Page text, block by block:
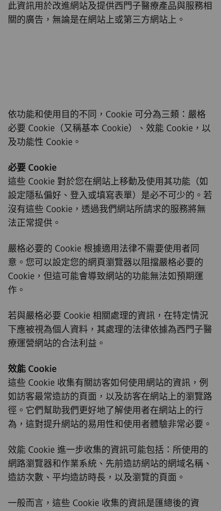
此資訊用於改進網站及提供西門子醫療產品與服務相
關的廣告，無論是在網站上或第三方網站上。
依功能和使用目的不同，Cookie 可分為三類：嚴格
必要 Cookie（又稱基本 Cookie）、效能 Cookie，以
及功能性 Cookie。
必要 Cookie
這些 Cookie 對於您在網站上移動及使用其功能（如
設定隱私偏好、登入或填寫表單）是必不可少的。若
沒有這些 Cookie，透過我們網站所請求的服務將無
法正常提供。
嚴格必要的 Cookie 根據適用法律不需要使用者同
意。您可以設定您的網頁瀏覽器以阻擋嚴格必要的
Cookie，但這可能會導致網站的功能無法如預期運
作。
若與嚴格必要 Cookie 相關處理的資訊，在特定情況
下應被視為個人資料，其處理的法律依據為西門子醫
療運營網站的合法利益。
效能 Cookie
這些 Cookie 收集有關訪客如何使用網站的資訊，例
如訪客最常造訪的頁面，以及訪客在網站上的瀏覽路
徑。它們幫助我們更好地了解使用者在網站上的行
為，這對提升網站的易用性和使用者體驗非常必要。
效能 Cookie 進一步收集的資訊可能包括：所使用的
網路瀏覽器和作業系統、先前造訪網站的網域名稱、
造訪次數、平均造訪時長，以及瀏覽的頁面。
一般而言，這些 Cookie 收集的資訊是匯總後的資